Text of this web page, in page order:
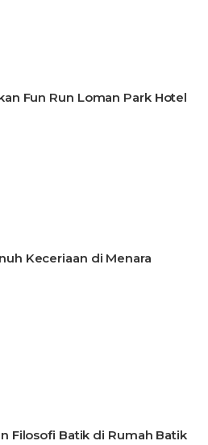
Fun Run Loman Park Hotel
Keceriaan di Menara
Filosofi Batik di Rumah Batik